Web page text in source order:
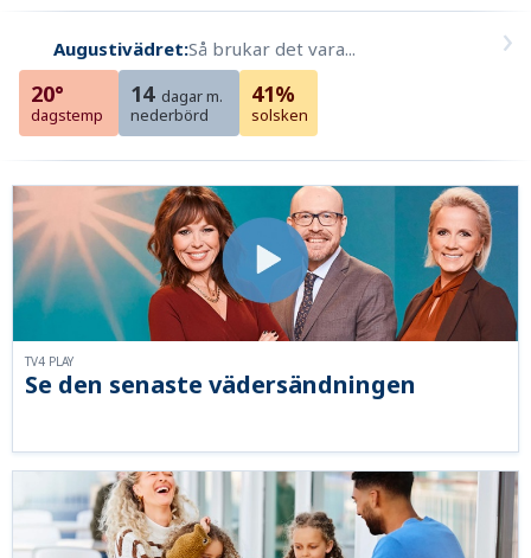
Augustivädret:Så brukar det vara...
20°
dagstemp
14 dagar m.
nederbörd
41%
solsken
Se den senaste vädersändningen
TV4 PLAY